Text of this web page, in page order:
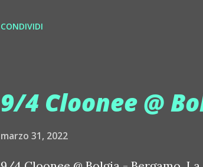
consumata dai tradimenti per poi
ufficiale è stato girato in due
CONDIVIDI
9/4 Cloonee @
marzo 31, 2022